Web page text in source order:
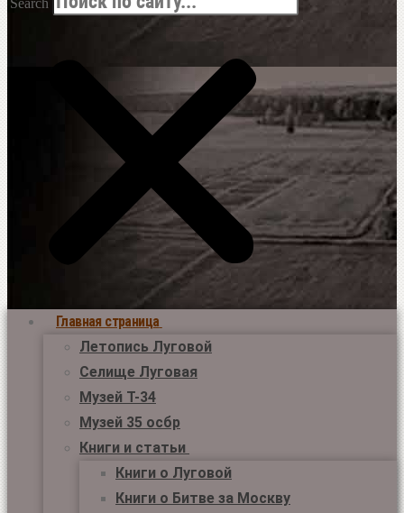
Search
Главная страница
Летопись Луговой
Селище Луговая
Музей Т-34
Музей 35 осбр
Книги и статьи
Книги о Луговой
Книги о Битве за Москву